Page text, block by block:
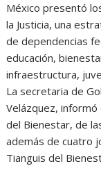
México presentó
la Justicia, una
de dependencias
educación,
infraestructura,
La secretaria de
Velázquez,
del Bienestar, de
además de cuatro
Tianguis del